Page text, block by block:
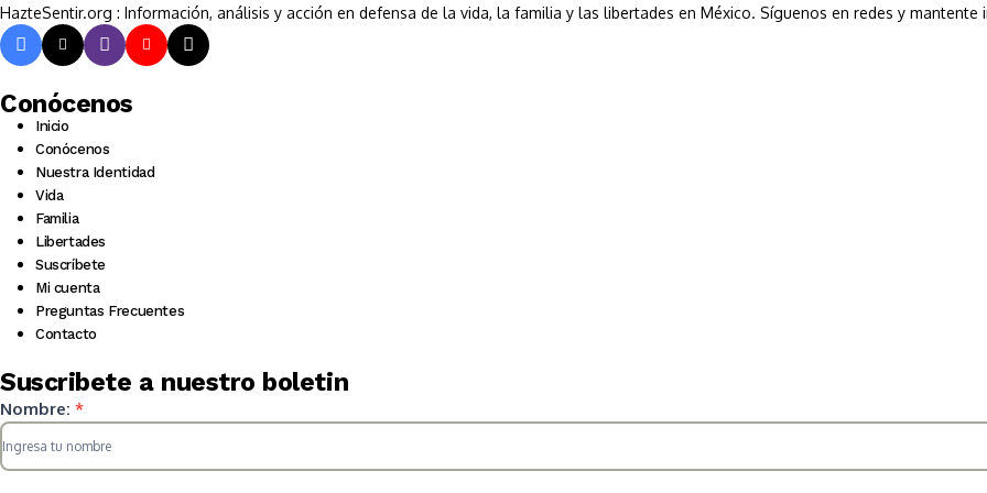
HazteSentir.org : Información, análisis y acción en defensa de la vida, la familia y las libertades en México. Síguenos en redes y mantente
Conócenos
Inicio
Conócenos
Nuestra Identidad
Vida
Familia
Libertades
Suscríbete
Mi cuenta
Preguntas Frecuentes
Contacto
Suscribete a nuestro boletin
Suscripcion
HS
Nombre: *